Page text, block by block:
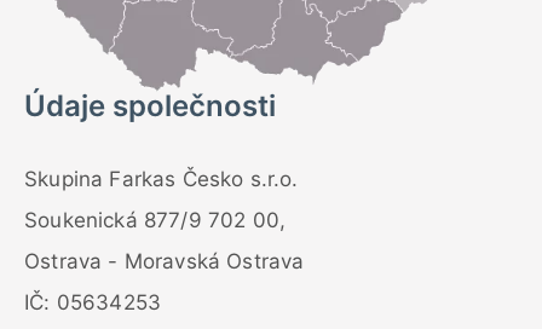
Údaje společnosti
Skupina Farkas Česko s.r.o.
Soukenická 877/9 702 00,
Ostrava - Moravská Ostrava
IČ: 05634253